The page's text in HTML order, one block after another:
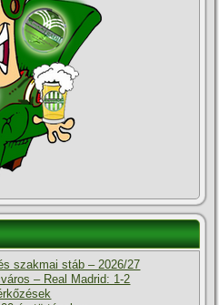
szakmai stáb – 2026/27
– Real Madrid: 1-2